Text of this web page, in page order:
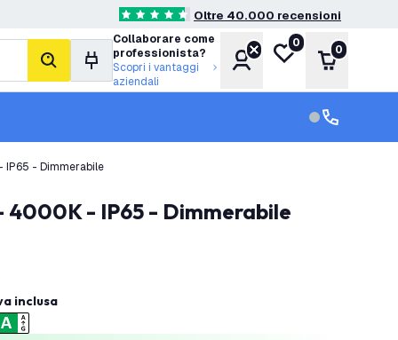
4.6 stelle di valutazione
Oltre 40.000 recensioni
cerca
Collaborare come
professionista?
Scopri i vantaggi
aziendali
AccountLista desideri
0
Carrello
0
Servizio
Assistenza
IP65 - Dimmerabile
4000K - IP65 - Dimmerabile
inclusa